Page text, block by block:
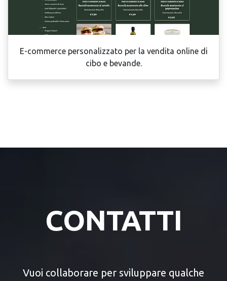
E-commerce personalizzato per la vendita online di
cibo e bevande.
CONTATTI
Vuoi collaborare per sviluppare qualche